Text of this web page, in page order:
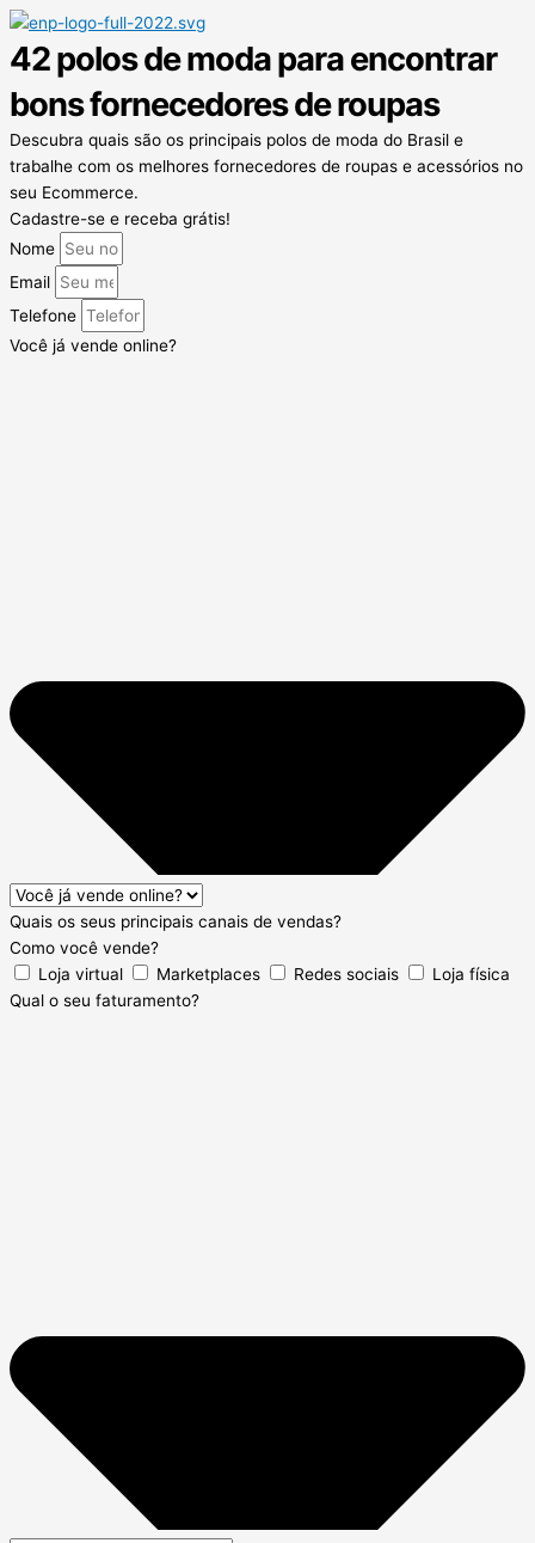
42 polos de moda para encontrar
bons fornecedores de roupas
Descubra quais são os principais polos de moda do Brasil e
trabalhe com os melhores fornecedores de roupas e acessórios no
seu Ecommerce.
Cadastre-se e receba grátis!
Nome
Email
Telefone
Você já vende online?
Quais os seus principais canais de vendas?
Como você vende?
Loja virtual
Marketplaces Redes sociais
Loja física
Qual o seu faturamento?